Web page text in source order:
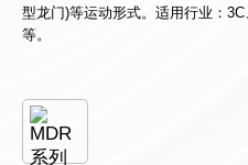
型龙门)等运动形式。适用行业：
等。